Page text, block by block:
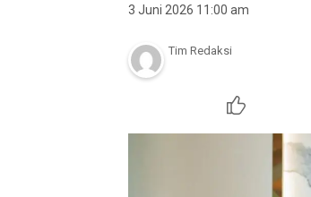
3 Juni 2026 11:00 am
Tim Redaksi